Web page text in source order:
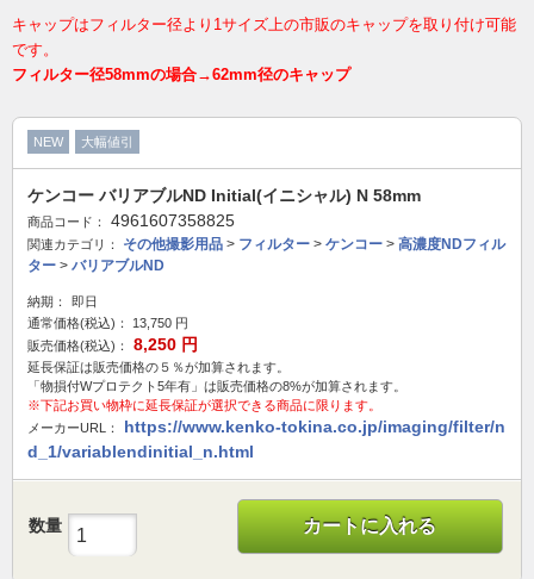
キャップはフィルター径より1サイズ上の市販のキャップを取り付け可能
です。
フィルター径58mmの場合→62mm径のキャップ
NEW 大幅値引
ケンコー バリアブルND Initial(イニシャル) N 58mm
商品コード： 4961607358825
関連カテゴリ： その他撮影用品 > フィルター > ケンコー > 高濃度NDフィル
ター > バリアブルND
納期：
即日
通常価格(税込)：
13,750 円
販売価格(税込)：
8,250 円
延長保証は販売価格の５％が加算されます。
「物損付Wプロテクト5年有」は販売価格の8%が加算されます。
※下記お買い物枠に延長保証が選択できる商品に限ります。
メーカーURL：
https://www.kenko-tokina.co.jp/imaging/filter/n
d_1/variablendinitial_n.html
数量 カートに入れる